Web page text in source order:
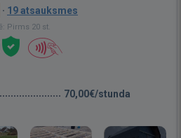
· 19 atsauksmes
Pirms 20 st.
70,00€/stunda